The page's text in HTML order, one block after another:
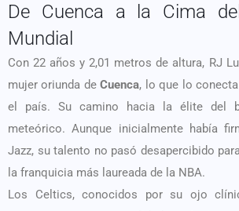
De Cuenca a la Cima
Mundial
Con 22 años y 2,01 metros de altura, RJ
mujer oriunda deCuenca, lo que lo
el país. Su camino hacia la élite del
meteórico. Aunque inicialmente había
Jazz, su talento no pasó desapercibido
la franquicia más laureada de la NBA.
Los Celtics, conocidos por su ojo